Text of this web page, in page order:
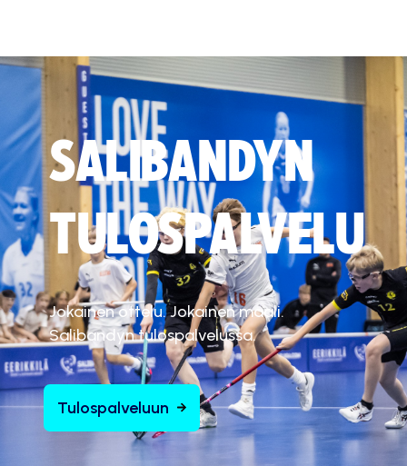
SALIBANDYN
TULOSPALVELU
Jokainen ottelu. Jokainen maali.
Salibandyn tulospalvelussa.
Tulospalveluun